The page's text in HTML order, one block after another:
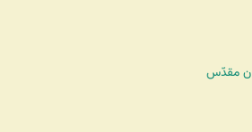
مقدّس